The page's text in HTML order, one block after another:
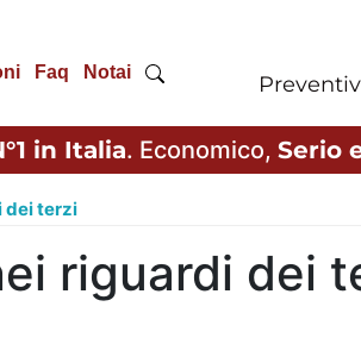
Faq Notai
in Italia. Economico, Serio
dei terzi
riguardi dei